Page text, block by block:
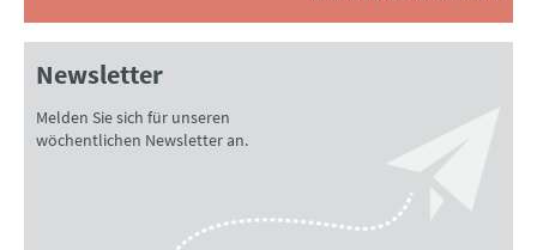
Newsletter
Melden Sie sich für unseren
wöchentlichen Newsletter an.